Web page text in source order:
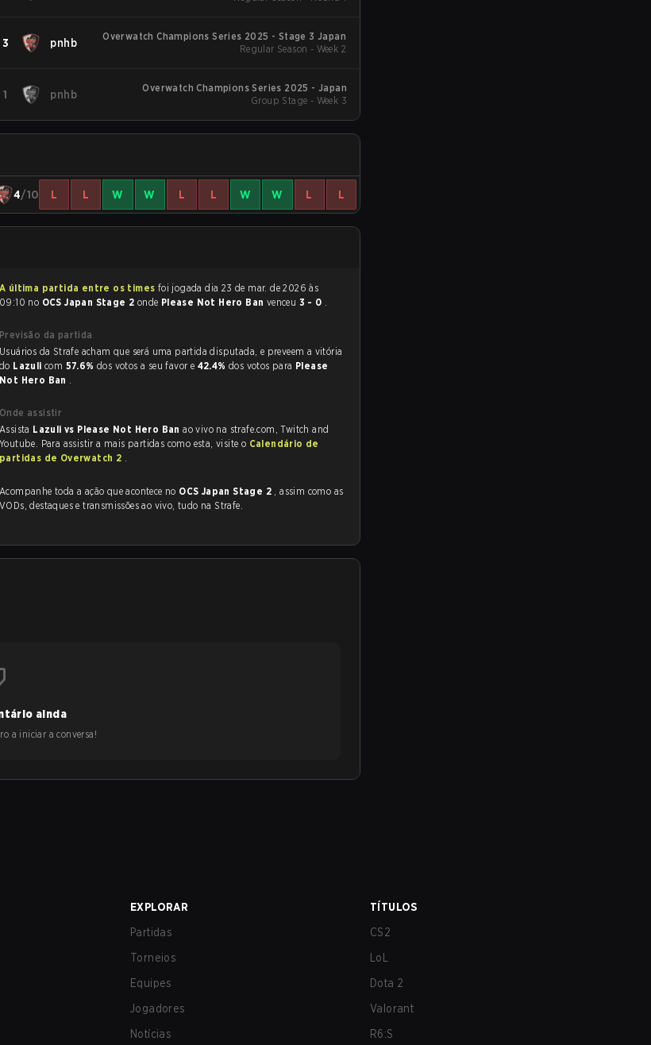
3 pnhb
Overwatch Champions Series 2025 - Stage 3 Japan
Regular Season - Week 2
1 pnhb
Overwatch Champions Series 2025 - Japan
Group Stage - Week 3
4/10 L L W W L L W W L L
A última partida entre os times
09:10 no OCS Japan Stage 2 onde Please Not Hero Ban venceu 3 - 0 .
Previsão da partida
Usuários da Strafe acham que será uma partida disputada, e preveem a vitória
do Lazuli com 57.6% dos votos a seu favor e 42.4% dos votos para Please
Not Hero Ban .
Onde assistir
Assista Lazuli vs Please Not Hero Banao vivo na strafe.com, Twitch and
Youtube. Para assistir a mais partidas como esta, visite o Calendário de
partidas de Overwatch 2 .
Acompanhe toda a ação que acontece no OCS Japan Stage 2 , assim como as
VODs, destaques e transmissões ao vivo, tudo na Strafe.
ainda
a iniciar a conversa!
EXPLORAR
Partidas
Torneios
Equipes
Jogadores
Notícias
TÍTULOS
CS2
LoL
Dota 2
Valorant
R6:S